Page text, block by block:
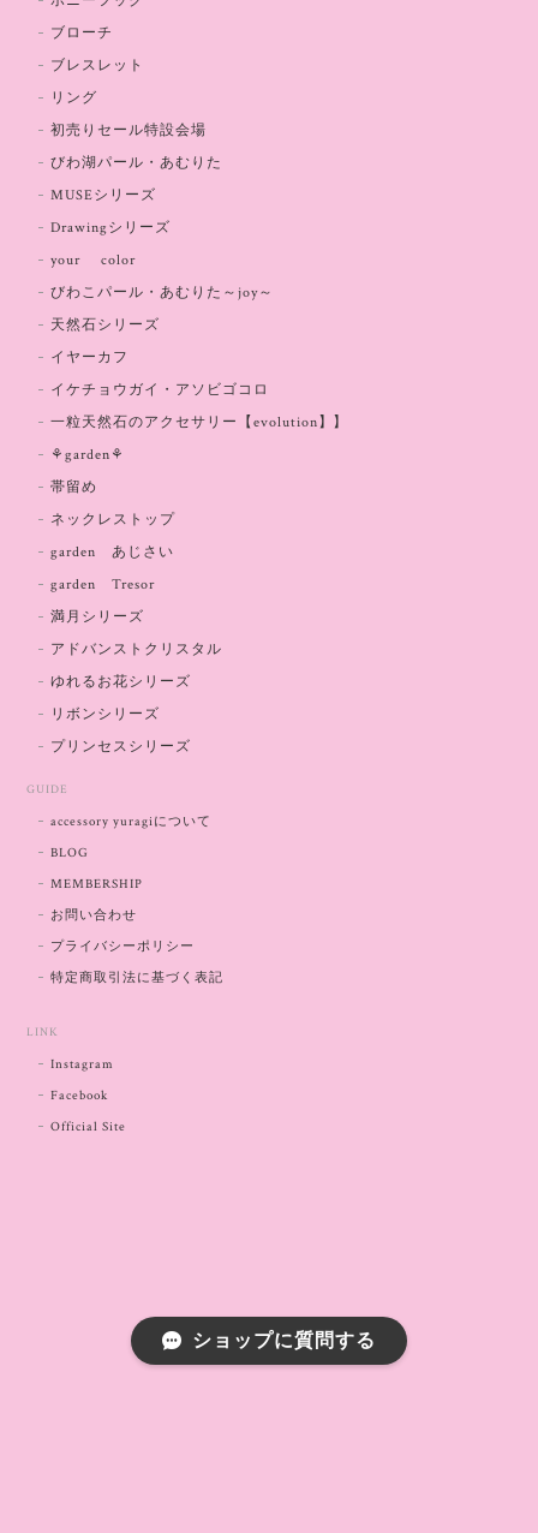
ブローチ
ブレスレット
リング
初売りセール特設会場
びわ湖パール・あむりた
MUSEシリーズ
Drawingシリーズ
your color
びわこパール・あむりた～joy～
天然石シリーズ
イヤーカフ
イケチョウガイ・アソビゴコロ
一粒天然石のアクセサリー【evolution】】
⚘garden⚘
帯留め
ネックレストップ
garden あじさい
garden Tresor
満月シリーズ
アドバンストクリスタル
ゆれるお花シリーズ
リボンシリーズ
プリンセスシリーズ
GUIDE
accessory yuragiについて
BLOG
MEMBERSHIP
お問い合わせ
プライバシーポリシー
特定商取引法に基づく表記
LINK
Instagram
Facebook
Official Site
ショップに質問する